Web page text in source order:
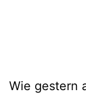
Wie gestern